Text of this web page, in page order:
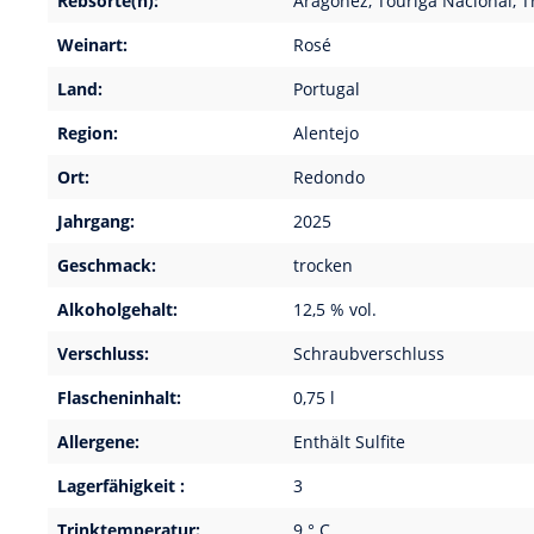
Weinart:
Rosé
Land:
Portugal
Region:
Alentejo
Ort:
Redondo
Jahrgang:
2025
Geschmack:
trocken
Alkoholgehalt:
12,5 % vol.
Verschluss:
Schraubverschluss
Flascheninhalt:
0,75 l
Allergene:
Enthält Sulfite
Lagerfähigkeit :
3